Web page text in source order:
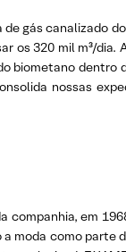
gás canalizado
os 320 mil m³/dia.
biometano dentro
nossas
companhia, em
moda como parte